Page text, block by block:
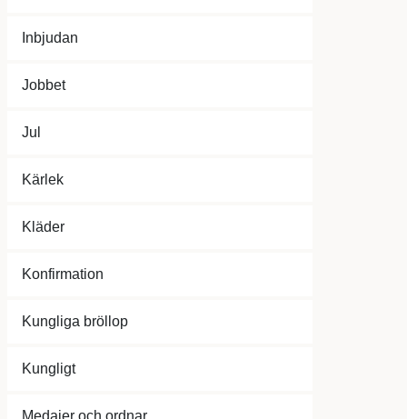
Inbjudan
Jobbet
Jul
Kärlek
Kläder
Konfirmation
Kungliga bröllop
Kungligt